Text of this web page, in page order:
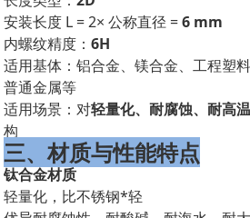
安装长度 L = 2× 公称直径 =6 mm
内螺纹精度：6H
适用基体：铝合金、镁合金、工程塑
普通金属等
适用场景：对轻量化、耐腐蚀、耐高
构
三、材质与性能特点
钛合金材质
轻量化，比不锈钢*轻